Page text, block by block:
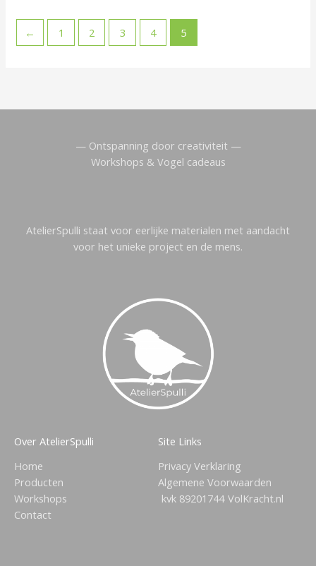
← 1 2 3 4 5
— Ontspanning door creativiteit —
Workshops & Vogel cadeaus
AtelierSpulli staat voor eerlijke materialen met aandacht
voor het unieke project en de mens.
Over AtelierSpulli
Home
Producten
Workshops
Contact
Site Links
Privacy Verklaring
Algemene Voorwaarden
kvk 89201744 VolKracht.nl